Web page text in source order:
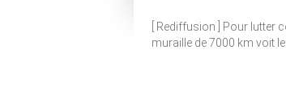
[ Rediffusion ] Pour lutter
muraille de 7000 km voit le